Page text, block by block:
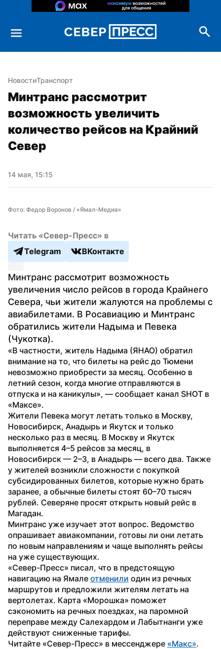
НовостиТранспорт
Минтранс рассмотрит
возможность увеличить
количество рейсов на Крайний
Север
14 мая, 15:15
Фото: Федор Воронов / «Ямал-Медиа»
Читать «Север-Пресс» в
Telegram
ВКонтакте
Минтранс рассмотрит возможность
увеличения число рейсов в города Крайнего
Севера, чьи жители жалуются на проблемы с
авиабилетами. В Росавиацию и Минтранс
обратились жители Надыма и Певека
(Чукотка).
«В частности, житель Надыма (ЯНАО) обратил
внимание на то, что билеты на рейс до Тюмени
невозможно приобрести за месяц. Особенно в
летний сезон, когда многие отправляются в
отпуска и на каникулы», — сообщает канал SHOT в
«Максе».
Жители Певека могут летать только в Москву,
Новосибирск, Анадырь и Якутск и только
несколько раз в месяц. В Москву и Якутск
выполняется 4–5 рейсов за месяц, в
Новосибирск — 2–3, в Анадырь — всего два. Также
у жителей возникли сложности с покупкой
субсидированных билетов, которые нужно брать
заранее, а обычные билеты стоят 60–70 тысяч
рублей. Северяне просят открыть новый рейс в
Магадан.
Минтранс уже изучает этот вопрос. Ведомство
опрашивает авиакомпании, готовы ли они летать
по новым направлениям и чаще выполнять рейсы
на уже существующих.
«Север-Пресс» писал, что в предстоящую
навигацию на Ямале отменили один из речных
маршрутов и предложили жителям летать на
вертолетах. Карта «Морошка» поможет
сэкономить на речных поездках, на паромной
переправе между Салехардом и Лабытнанги уже
действуют сниженные тарифы.
Читайте «Север-Пресс» в мессенджере «Макс».